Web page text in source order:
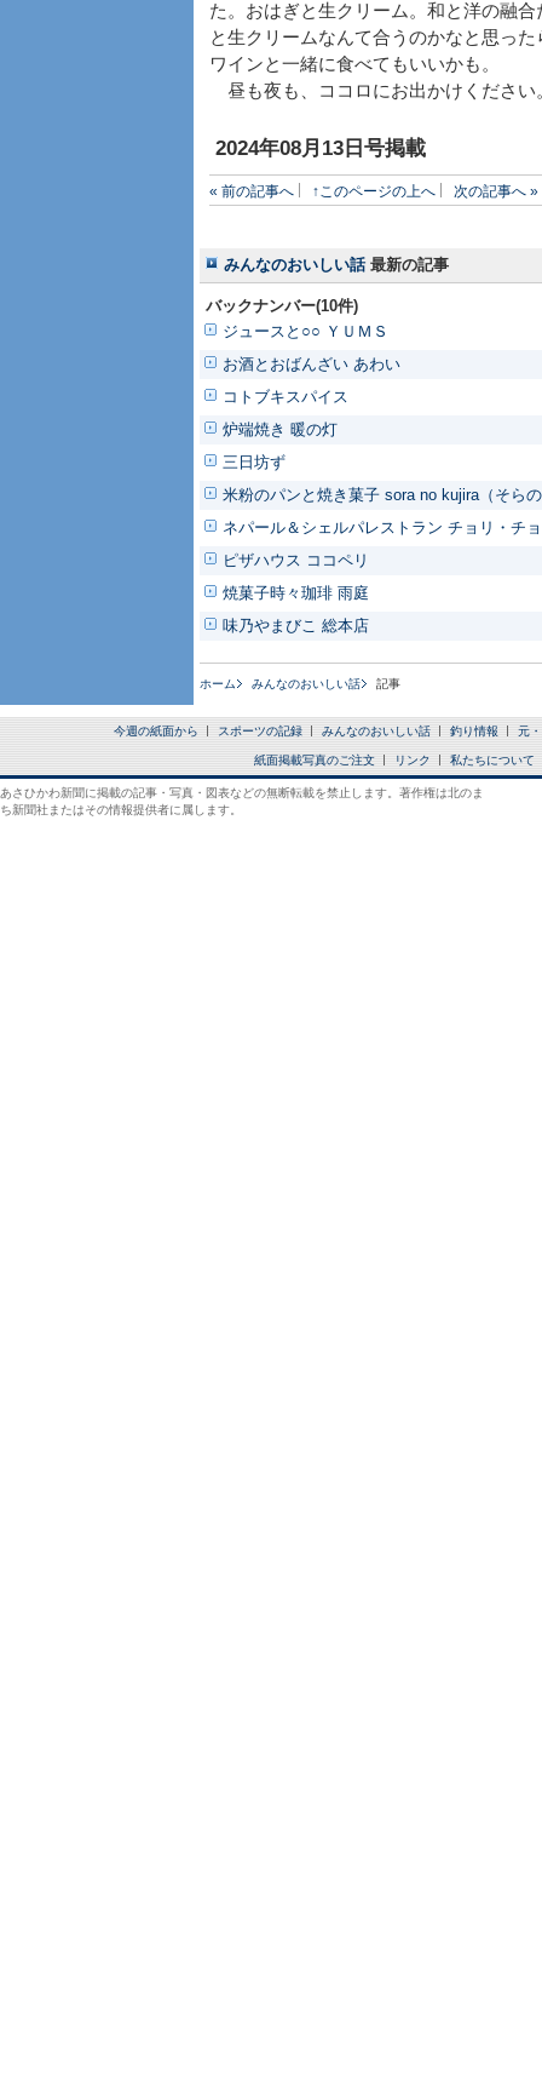
た。おはぎと生クリーム。和と洋の融合
と生クリームなんて合うのかなと思った
ワインと一緒に食べてもいいかも。
昼も夜も、ココロにお出かけください
2024年08月13日号掲載
« 前の記事へ ↑このページの上へ 次の記事へ »
みんなのおいしい話 最新の記事
バックナンバー(10件)
ジュースと○○ ＹＵＭＳ
お酒とおばんざい あわい
コトブキスパイス
炉端焼き 暖の灯
三日坊ず
米粉のパンと焼き菓子 sora no kujira（そら
ネパール＆シェルパレストラン チョリ・チ
ピザハウス ココペリ
焼菓子時々珈琲 雨庭
味乃やまびこ 総本店
ホーム みんなのおいしい話 記事
今週の紙面から スポーツの記録 みんなのおいしい話 釣り情報 元
紙面掲載写真のご注文 リンク 私たちについて
あさひかわ新聞に掲載の記事・写真・図表などの無断転載を禁止します。著作権は北のま
ち新聞社またはその情報提供者に属します。